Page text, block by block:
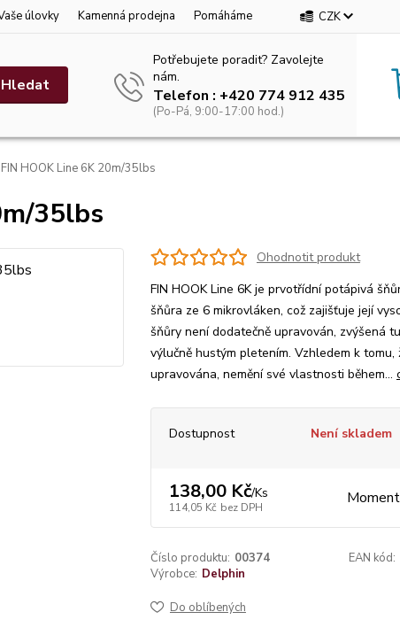
úlovky Kamenná prodejna Pomáháme CZK
Hledat
Potřebujete poradit? Zavolejte
nám.
Telefon : +420 774 912 435
(Po-Pá, 9:00-17:00 hod.)
FIN HOOK Line 6K 20m/35lbs
35lbs
Ohodnotit produkt
FIN HOOK Line 6K je prvotřídní potápivá
šňůra ze 6 mikrovláken, což zajišťuje její
šňůry není dodatečně upravován, zvýšená
výlučně hustým pletením. Vzhledem k tomu,
upravována, nemění své vlastnosti během...
Dostupnost Není skladem
138,00 Kč/Ks
114,05 Kč bez DPH
Číslo produktu: 00374 EAN kód:
Výrobce: Delphin
Do oblíbených